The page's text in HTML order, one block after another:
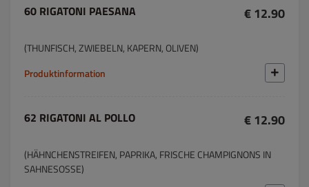
60 RIGATONI PAESANA € 12.90
(THUNFISCH, ZWIEBELN, KAPERN, OLIVEN)
Produktinformation
62 RIGATONI AL POLLO € 12.90
(HÄHNCHENSTREIFEN, PAPRIKA, FRISCHE CHAMPIGNONS IN
SAHNESOSSE)